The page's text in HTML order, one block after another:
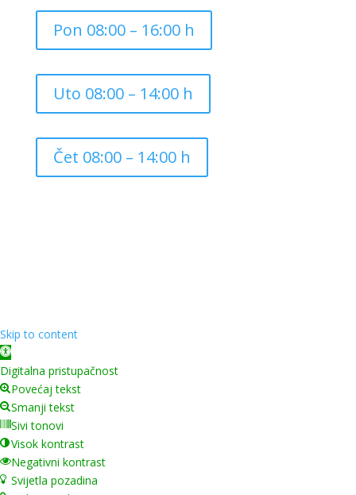
Pon 08:00 – 16:00 h
Uto 08:00 – 14:00 h
Čet 08:00 – 14:00 h
Skip to content
Open toolbar
Digitalna pristupačnost
Povećaj tekst
Smanji tekst
Sivi tonovi
Visok kontrast
Negativni kontrast
Svijetla pozadina